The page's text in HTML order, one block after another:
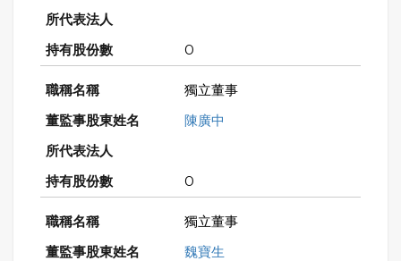
0
獨立董事
陳廣中
0
獨立董事
魏寶生